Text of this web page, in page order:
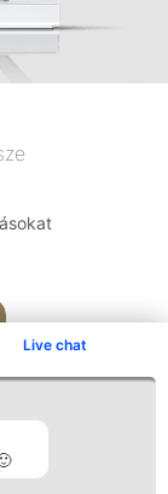
Live chat